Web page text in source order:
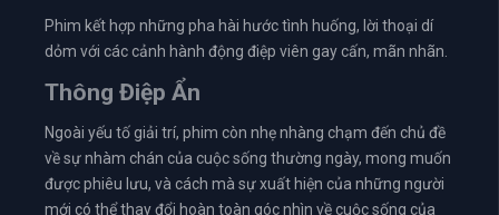
Phim kết hợp những pha hài hước tình huống, lời thoại dí
dỏm với các cảnh hành động điệp viên gay cấn, mãn nhãn.
Thông Điệp Ẩn
Ngoài yếu tố giải trí, phim còn nhẹ nhàng chạm đến chủ đề
về sự nhàm chán của cuộc sống thường ngày, mong muốn
được phiêu lưu, và cách mà sự xuất hiện của những người
mới có thể thay đổi hoàn toàn góc nhìn về cuộc sống của